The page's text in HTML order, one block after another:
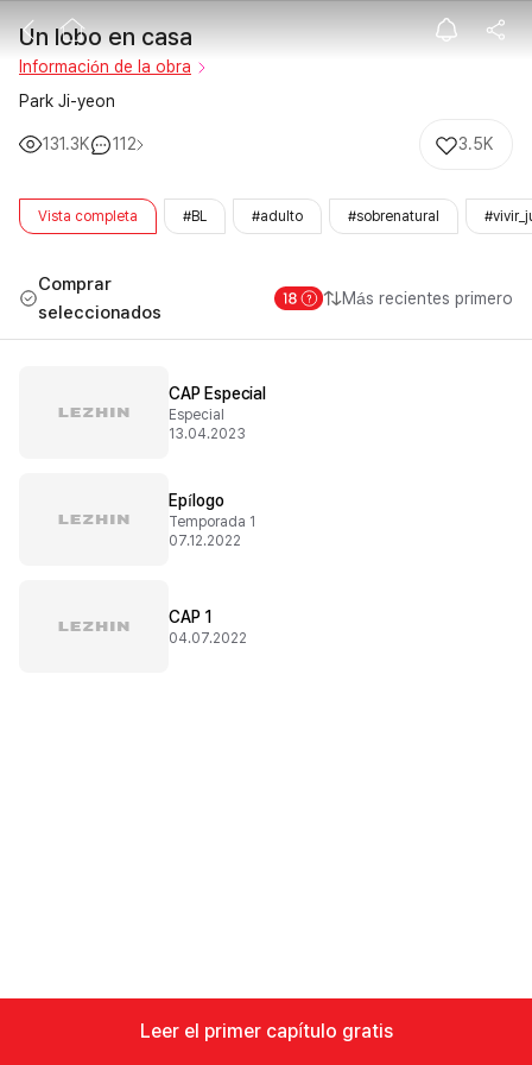
Un lobo en
Un lobo en casa
Información de la obra
Park Ji-yeon
131.3K 112 3.5K
Vista completa #BL #adulto #sobrenatural
Comprar
seleccionados
Más recientes primero
CAP Especial
Especial
13.04.2023
Epílogo
Temporada 1
07.12.2022
CAP 1
04.07.2022
Leer el primer capítulo gratis